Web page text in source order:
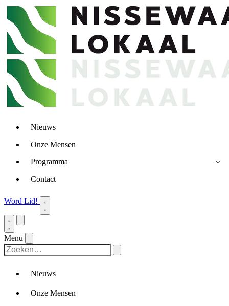
Nieuws
Onze Mensen
Programma
Contact
Word Lid!
Menu
Nieuws
Onze Mensen